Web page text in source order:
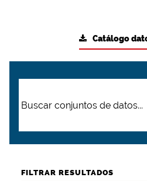
Catálogo
FILTRAR RESULTADOS